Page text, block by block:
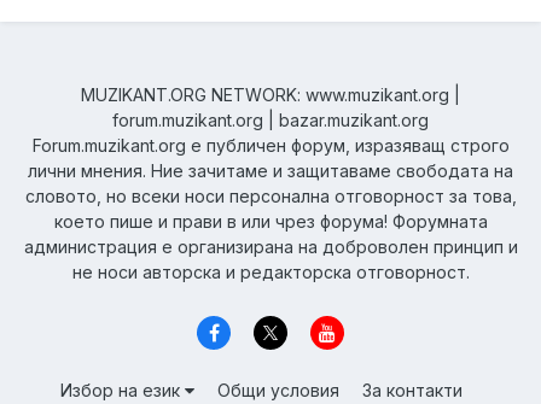
MUZIKANT.ORG NETWORK: www.muzikant.org |
forum.muzikant.org | bazar.muzikant.org
Forum.muzikant.org е публичен форум, изразяващ строго
лични мнения. Ние зачитаме и защитаваме свободата на
словото, но всеки носи персонална отговорност за това,
което пише и прави в или чрез форума! Форумната
администрация е организирана на доброволен принцип и
не носи авторска и редакторска отговорност.
Избор на език Общи условия
За контакти